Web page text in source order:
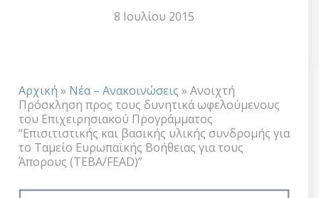
8 Ιουλίου 2015
Αρχική » Νέα – Ανακοινώσεις » Ανοιχτή
Πρόσκληση προς τους δυνητικά ωφελούμενους
του Επιχειρησιακού Προγράμματος
“Επισιτιστικής και βασικής υλικής συνδρομής για
το Ταμείο Ευρωπαϊκής Βοήθειας για τους
Άπορους (ΤΕΒΑ/FEAD)”